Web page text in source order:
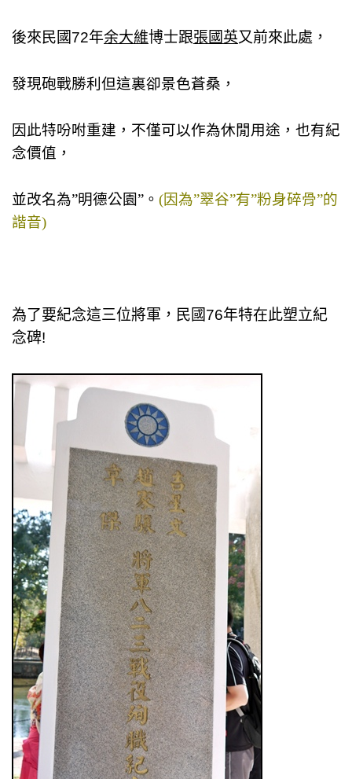
後來民國72年余大維博士跟張國英又前來此處，
發現砲戰勝利但這裏卻景色蒼桑，
因此特吩咐重建，不僅可以作為休閒用途，也有紀
念價值，
並改名為”明德公園”。 (因為”翠谷”有”粉身碎骨”的
諧音)
為了要紀念這三位將軍，民國76年特在此塑立紀
念碑!